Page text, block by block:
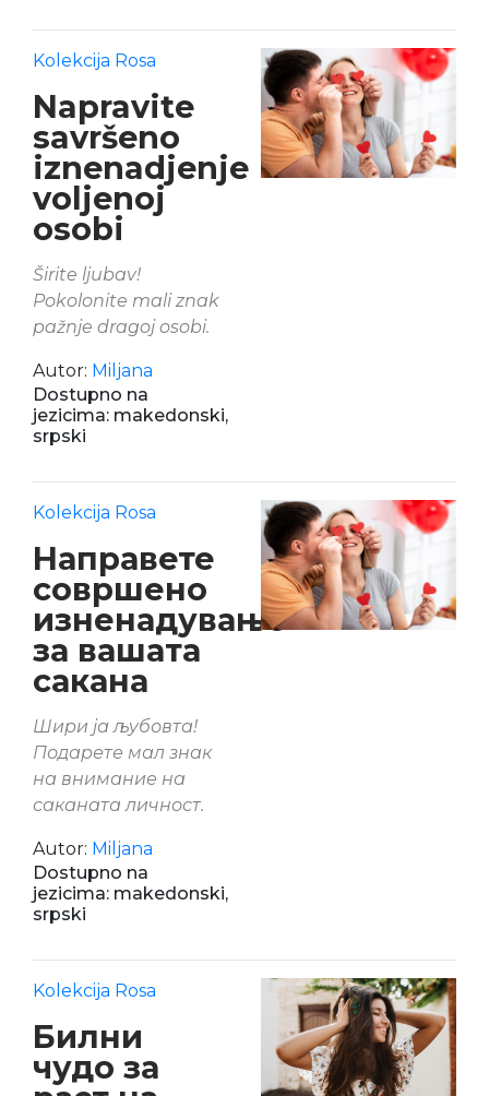
Kolekcija Rosa
Napravite
savršeno
iznenadjenje
voljenoj
osobi
Širite ljubav!
Pokolonite mali znak
pažnje dragoj osobi.
Autor: Miljana
Dostupno na
jezicima: makedonski,
srpski
Kolekcija Rosa
Направете
совршено
изненадување
за вашата
сакана
Шири ја љубовта!
Подарете мал знак
на внимание на
саканата личност.
Autor: Miljana
Dostupno na
jezicima: makedonski,
srpski
Kolekcija Rosa
Билни
чудо за